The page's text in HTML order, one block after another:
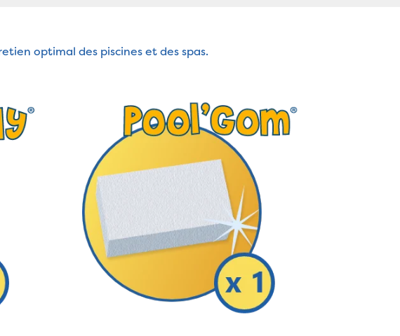
optimal des piscines et des spas.